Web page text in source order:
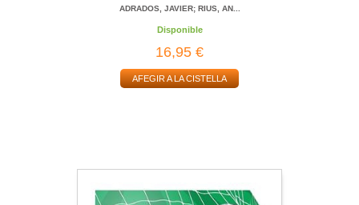
ADRADOS, JAVIER; RIUS, AN...
Disponible
16,95 €
AFEGIR A LA CISTELLA